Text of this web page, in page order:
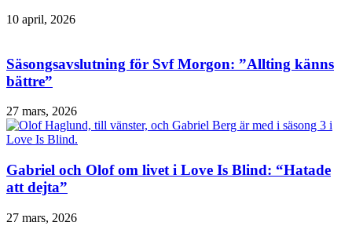
10 april, 2026
Säsongsavslutning för Svf Morgon: ”Allting känns
bättre”​
27 mars, 2026
Gabriel och Olof om livet i Love Is Blind: “Hatade
att dejta”
27 mars, 2026